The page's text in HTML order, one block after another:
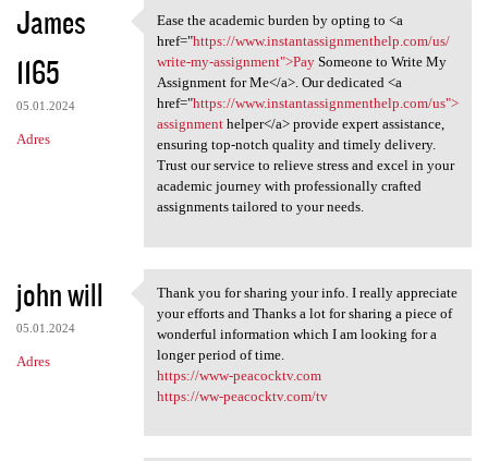
James
1165
05.01.2024
Adres
Ease the academic burden by
Ease the academic burden by opting to <a
href="https://www.instantassignmenthelp.com/us/
write-my-assignment">PaySomeone to Write My
Assignment for Me</a>. Our dedicated <a
href="https://www.instantassignmenthelp.com/us">
assignmenthelper</a> provide expert assistance,
ensuring top-notch quality and timely delivery.
Trust our service to relieve stress and excel in your
academic journey with professionally crafted
assignments tailored to your needs.
john will
05.01.2024
Adres
Thank you for sharing your
Thank you for sharing your info. I really appreciate
your efforts and Thanks a lot for sharing a piece of
wonderful information which I am looking for a
longer period of time.
https://www-peacocktv.com
https://ww-peacocktv.com/tv